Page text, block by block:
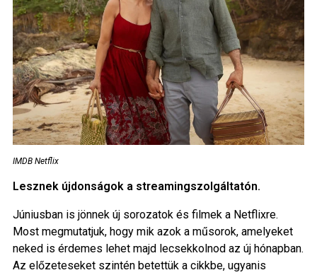
IMDB Netflix
Lesznek újdonságok a streamingszolgáltatón.
Júniusban is jönnek új sorozatok és filmek a Netflixre.
Most megmutatjuk, hogy mik azok a műsorok, amelyeket
neked is érdemes lehet majd lecsekkolnod az új hónapban.
Az előzeteseket szintén betettük a cikkbe, ugyanis